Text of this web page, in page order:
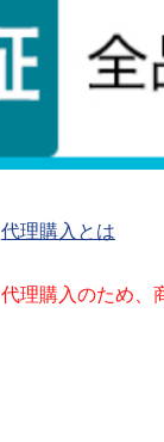
代理購入とは
代理購入のため、